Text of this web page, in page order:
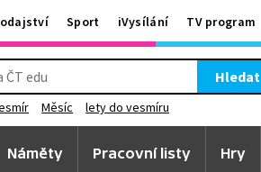
Sport iVysílání TV program
Hledat
Měsíc lety do vesmíru
Náměty Pracovní listy Hry